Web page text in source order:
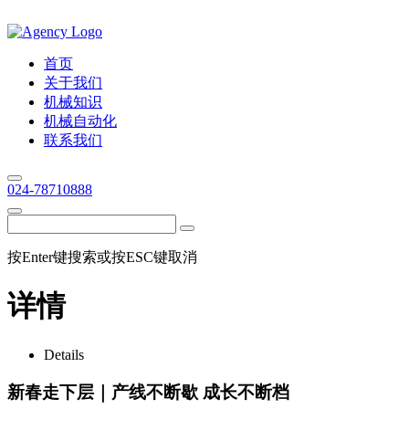
首页
关于我们
机械知识
机械自动化
联系我们
024-78710888
按Enter键搜索或按ESC键取消
详情
Details
新春走下层｜产线不断歇 成长不断档